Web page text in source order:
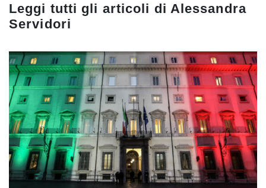
Leggi tutti gli articoli di Alessandra
Servidori